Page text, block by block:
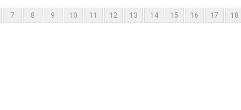
7 8 9 10 11 12 13 14 15 16 17 18